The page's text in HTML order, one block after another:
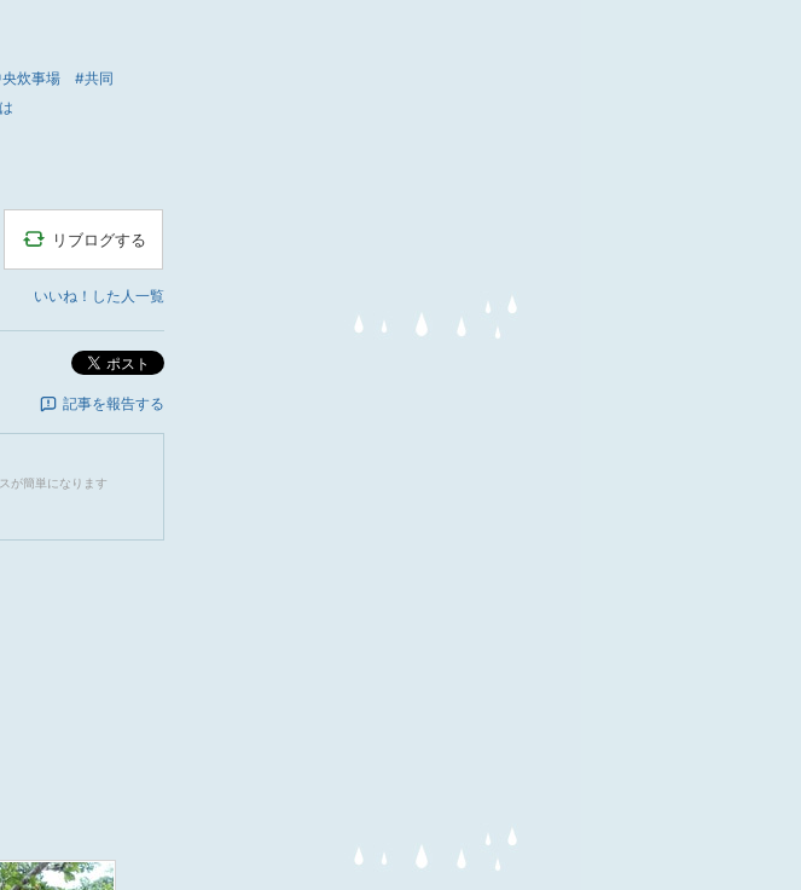
炊事場
#共同
リブログする
いいね！した人一覧
ポスト
記事を報告する
が簡単になります